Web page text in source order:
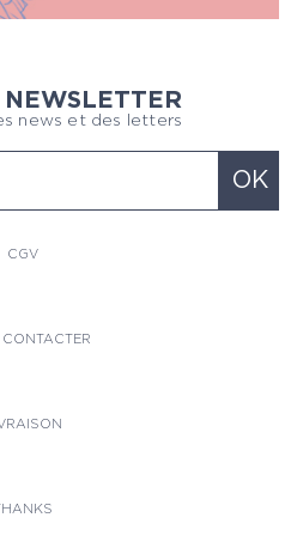
news et des letters
CGV